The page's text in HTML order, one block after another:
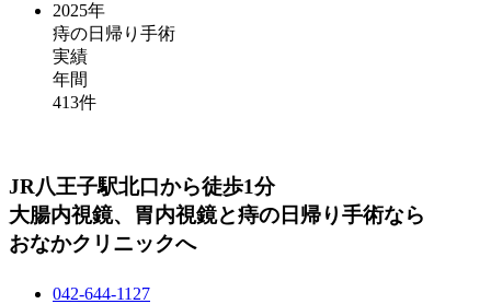
2025年
痔の日帰り手術
実績
年間
413件
JR八王子駅北口から徒歩1分
大腸内視鏡、胃内視鏡と痔の日帰り手術なら
おなかクリニックへ
042-644-1127